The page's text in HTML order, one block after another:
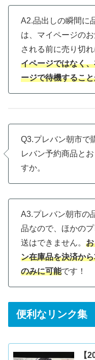
A2.品出しの瞬間に
は、マイページの
される前に売り切れ
イページではなく
ージで待機するこ
Q3.プレバン朝市で
レバン予約商品と
すか。
A3.プレバン朝市の
品なので、ほかの
送はできません。
ン在庫品を決済か
のみに可能です！
便利なリンク集
【